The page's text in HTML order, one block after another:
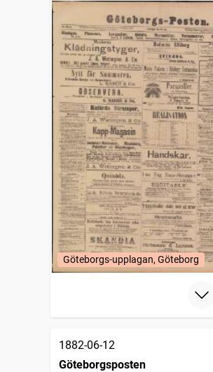
Göteborgs-upplagan, Göteborg
1882-06-12
Göteborgsposten